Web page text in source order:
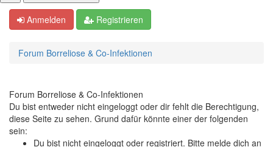
Anmelden Registrieren
Forum Borreliose & Co-Infektionen
Forum Borreliose & Co-Infektionen
Du bist entweder nicht eingeloggt oder dir fehlt die Berechtigung,
diese Seite zu sehen. Grund dafür könnte einer der folgenden
sein:
Du bist nicht eingeloggt oder registriert. Bitte melde dich an